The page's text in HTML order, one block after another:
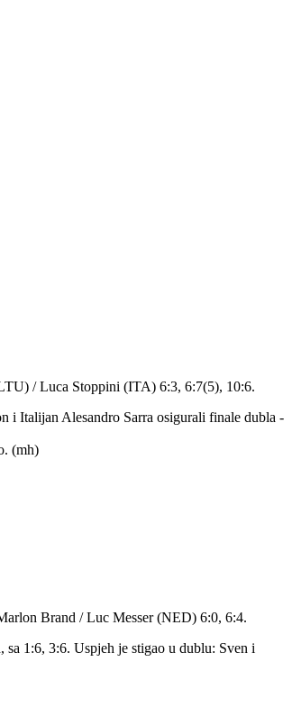
/ Luca Stoppini (ITA) 6:3, 6:7(5), 10:6.
i Italijan Alesandro Sarra osigurali finale dubla -
(mh)
Brand / Luc Messer (NED) 6:0, 6:4.
1:6, 3:6. Uspjeh je stigao u dublu: Sven i